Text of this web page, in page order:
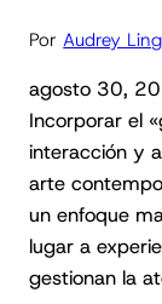
PorAudrey
agosto 30,
Incorporar el
interacción y
arte
un enfoque
lugar a
gestionan la